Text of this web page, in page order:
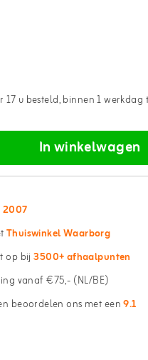
17 u besteld, binnen 1
In winkelwagen
2007
Thuiswinkel Waarborg
op bij3500+ afhaalpunten
vanaf €75,- (NL/BE)
beoordelen ons met een9.1